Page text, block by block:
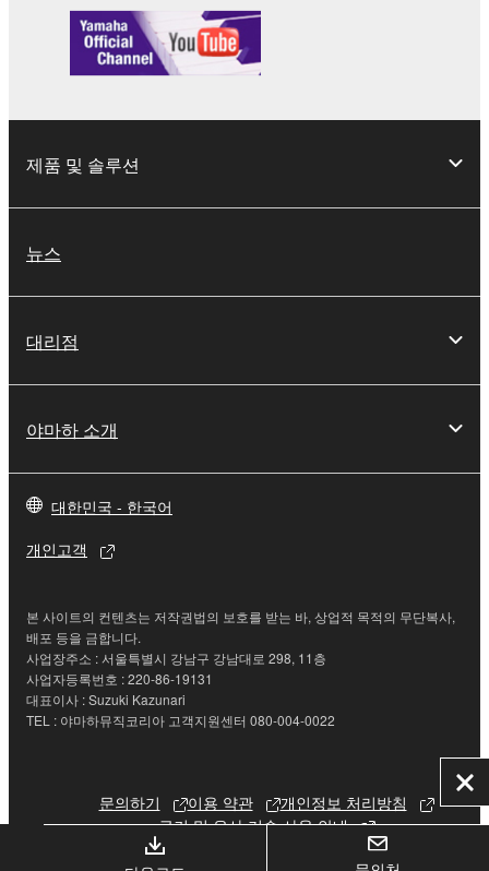
닫
기
제품 및 솔루션
뉴스
대리점
야마하 소개
대한민국 - 한국어
개인고객
본 사이트의 컨텐츠는 저작권법의 보호를 받는 바, 상업적 목적의 무단복사,
배포 등을 금합니다.
사업장주소 : 서울특별시 강남구 강남대로 298, 11층
사업자등록번호 : 220-86-19131
대표이사 : Suzuki Kazunari
TEL : 야마하뮤직코리아 고객지원센터 080-004-0022
문의하기 이용 약관
개인정보 처리방침
쿠키 및 유사 기술 사용 안내